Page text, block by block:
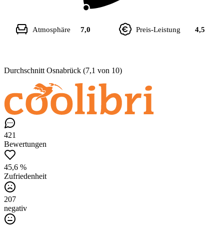
Preis-Leistung 4,5
Atmosphäre 7,0
Durchschnitt Osnabrück (7,1 von 10)
421
Bewertungen
45,6 %
Zufriedenheit
207
negativ